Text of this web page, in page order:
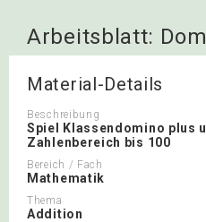
Arbeitsblatt:
Material-Details
Beschreibung
Spiel Klassendomino plus
Zahlenbereich bis 100
Bereich / Fach
Mathematik
Thema
Addition